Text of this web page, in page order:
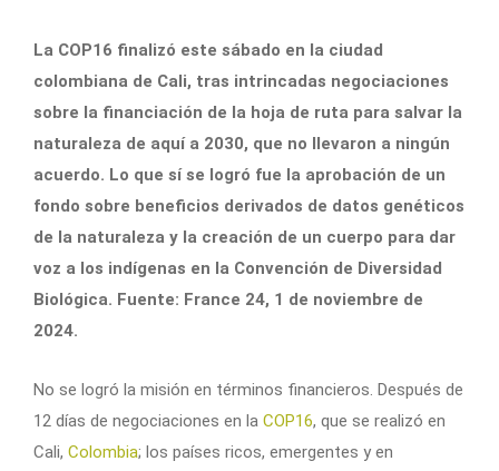
La COP16 finalizó este sábado en la ciudad
colombiana de Cali, tras intrincadas negociaciones
sobre la financiación de la hoja de ruta para salvar la
naturaleza de aquí a 2030, que no llevaron a ningún
acuerdo. Lo que sí se logró fue la aprobación de un
fondo sobre beneficios derivados de datos genéticos
de la naturaleza y la creación de un cuerpo para dar
voz a los indígenas en la Convención de Diversidad
Biológica. Fuente: France 24, 1 de noviembre de
2024.
No se logró la misión en términos financieros. Después de
12 días de negociaciones en la COP16, que se realizó en
Cali, Colombia; los países ricos, emergentes y en